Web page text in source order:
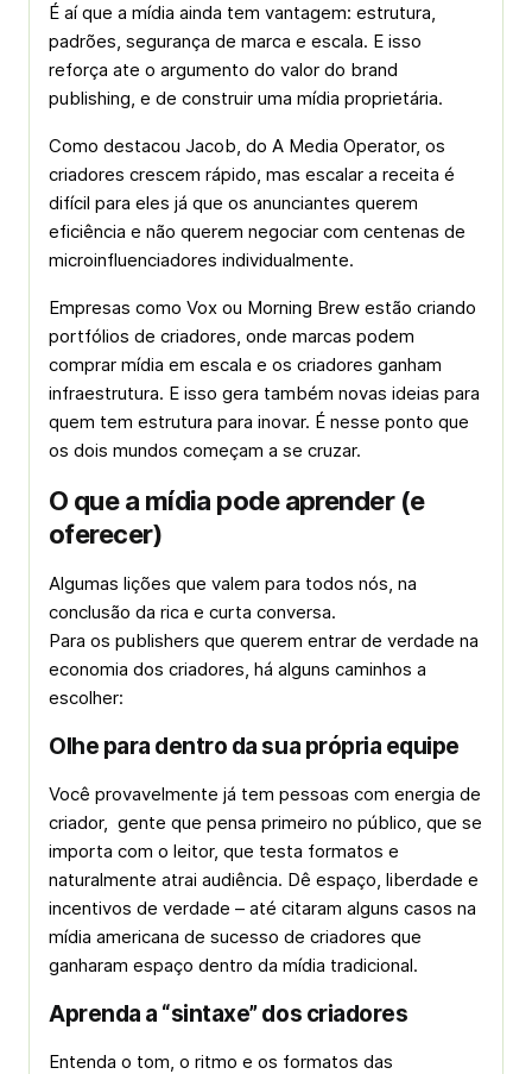
É aí que a mídia ainda tem vantagem: estrutura,
padrões, segurança de marca e escala. E isso
reforça ate o argumento do valor do brand
publishing, e de construir uma mídia proprietária.
Como destacou Jacob, do A Media Operator, os
criadores crescem rápido, mas escalar a receita é
difícil para eles já que os anunciantes querem
eficiência e não querem negociar com centenas de
microinfluenciadores individualmente.
Empresas como Vox ou Morning Brew estão criando
portfólios de criadores, onde marcas podem
comprar mídia em escala e os criadores ganham
infraestrutura. E isso gera também novas ideias para
quem tem estrutura para inovar. É nesse ponto que
os dois mundos começam a se cruzar.
O que a mídia pode aprender (e
oferecer)
Algumas lições que valem para todos nós, na
conclusão da rica e curta conversa.
Para os publishers que querem entrar de verdade na
economia dos criadores, há alguns caminhos a
escolher:
Olhe para dentro da sua própria equipe
Você provavelmente já tem pessoas com energia de
criador, gente que pensa primeiro no público, que se
importa com o leitor, que testa formatos e
naturalmente atrai audiência. Dê espaço, liberdade e
incentivos de verdade – até citaram alguns casos na
mídia americana de sucesso de criadores que
ganharam espaço dentro da mídia tradicional.
Aprenda a “sintaxe” dos criadores
Entenda o tom, o ritmo e os formatos das